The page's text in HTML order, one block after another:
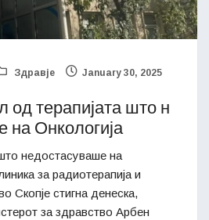
Здравје January 30, 2025
од терапијата што н
на Онкологија
недостасуваше на
за радиотерапија и
Скопје стигна денеска,
за здравство Арбен